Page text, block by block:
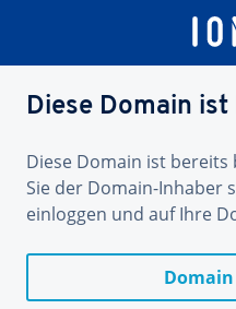
Diese Domain
Diese Domain ist bereits
Sie der Domain-Inhaber
einloggen und auf Ihre